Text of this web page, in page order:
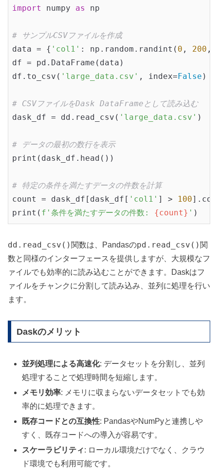
import
numpy as np
# サンプルCSVファイルを作成
data = { 'col1' : np.random.randint( 0 , 200 ,
df = pd.DataFrame(data)
df.to_csv( 'large_data.csv' , index= False )
# CSVファイルをDask DataFrameとして読み込む
dask_df = dd.read_csv( 'large_data.csv' )
# データの最初の数行を表示
print(dask_df.head())
# 特定の条件を満たすデータの件数を計算
count = dask_df[dask_df[ 'col1' ] > 100
print( f'条件を満たすデータの件数: {count} '
dd.read_csv() 関数は、Pandasのpd.read_csv() 関
数と同様のインターフェースを提供しますが、大規模なフ
ァイルでも効率的に読み込むことができます。Daskはフ
ァイルをチャンクに分割して読み込み、並列に処理を行い
ます。
Daskのメリット
並列処理による高速化: データセットを分割し、並列
処理することで処理時間を短縮します。
メモリ効率: メモリに収まらないデータセットでも効
率的に処理できます。
既存コードとの互換性: PandasやNumPyと連携しや
すく、既存コードへの導入が容易です。
スケーラビリティ: ローカル環境だけでなく、クラウ
ド環境でも利用可能です。